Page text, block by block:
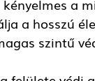
a
a hosszú
szintű